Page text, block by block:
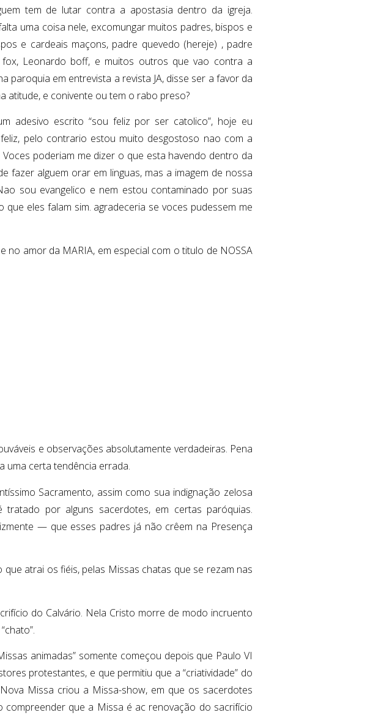
tem de lutar contra a apostasia dentro da igreja.
uma coisa nele, excomungar muitos padres, bispos e
e cardeais maçons, padre quevedo (hereje) , padre
Leonardo boff, e muitos outros que vao contra a
paroquia em entrevista a revista JA, disse ser a favor da
atitude, e conivente ou tem o rabo preso?
adesivo escrito “sou feliz por ser catolico”, hoje eu
pelo contrario estou muito desgostoso nao com a
poderiam me dizer o que esta havendo dentro da
fazer alguem orar em linguas, mas a imagem de nossa
sou evangelico e nem estou contaminado por suas
eles falam sim. agradeceria se voces pudessem me
no amor da MARIA, em especial com o titulo de NOSSA
e observações absolutamente verdadeiras. Pena
uma certa tendência errada.
Sacramento, assim como sua indignação zelosa
por alguns sacerdotes, em certas paróquias.
— que esses padres já não crêem na Presença
atrai os fiéis, pelas Missas chatas que se rezam nas
do Calvário. Nela Cristo morre de modo incruento
animadas” somente começou depois que Paulo VI
protestantes, e que permitiu que a “criatividade” do
Missa criou a Missa-show, em que os sacerdotes
que a Missa é ac renovação do sacrifício